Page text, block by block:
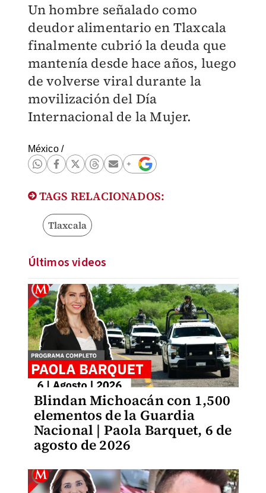
Un hombre señalado como
deudor alimentario en Tlaxcala
finalmente cubrió la deuda que
mantenía desde hace años, luego
de volverse viral durante la
movilización del Día
Internacional de la Mujer.
México/
TAGS RELACIONADOS:
Tlaxcala
Últimos videos
Blindan Michoacán con 1,500
elementos de la Guardia
Nacional | Paola Barquet, 6 de
agosto de 2026